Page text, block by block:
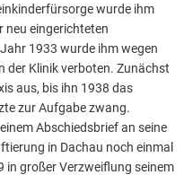
wurde ihm
neu eingerichteten
1933 wurde ihm wegen
der Klinik verboten. Zunächst
aus, bis ihn 1938 das
zur Aufgabe zwang.
Abschiedsbrief an seine
in Dachau noch einmal
in großer Verzweiflung seinem